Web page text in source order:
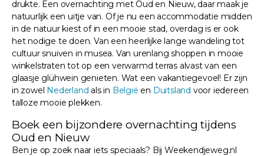
drukte. Een overnachting met Oud en Nieuw, daar maak je
natuurlijk een uitje van. Of je nu een accommodatie midden
in de natuur kiest of in een mooie stad, overdag is er ook
het nodige te doen. Van een heerlijke lange wandeling tot
cultuur snuiven in musea. Van urenlang shoppen in mooie
winkelstraten tot op een verwarmd terras alvast van een
glaasje glühwein genieten. Wat een vakantiegevoel! Er zijn
in zowel Nederland als in België en Duitsland voor iedereen
talloze mooie plekken.
Boek een bijzondere overnachting tijdens
Oud en Nieuw
Ben je op zoek naar iets speciaals? Bij Weekendjeweg.nl